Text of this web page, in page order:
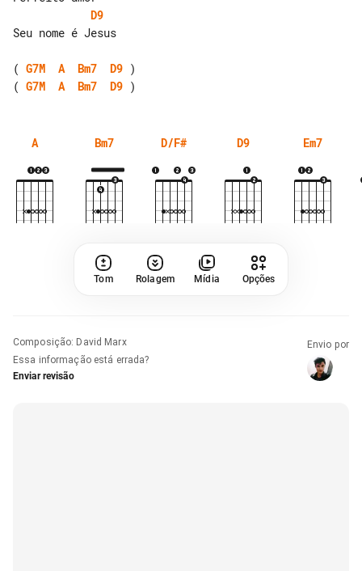
D9
Seu nome é Jesus
( G7M A Bm7 D9
( G7M A Bm7 D9
A Bm7 D/F# D9 Em7
Tom Rolagem Mídia Opções
Composição: David Marx
Essa informação está errada?
Enviar revisão
Envio por